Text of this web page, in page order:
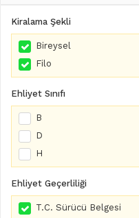
Kiralama Şekli
Bireysel
Filo
Ehliyet Sınıfı
B
D
H
Ehliyet Geçerliliği
T.C. Sürücü Belgesi